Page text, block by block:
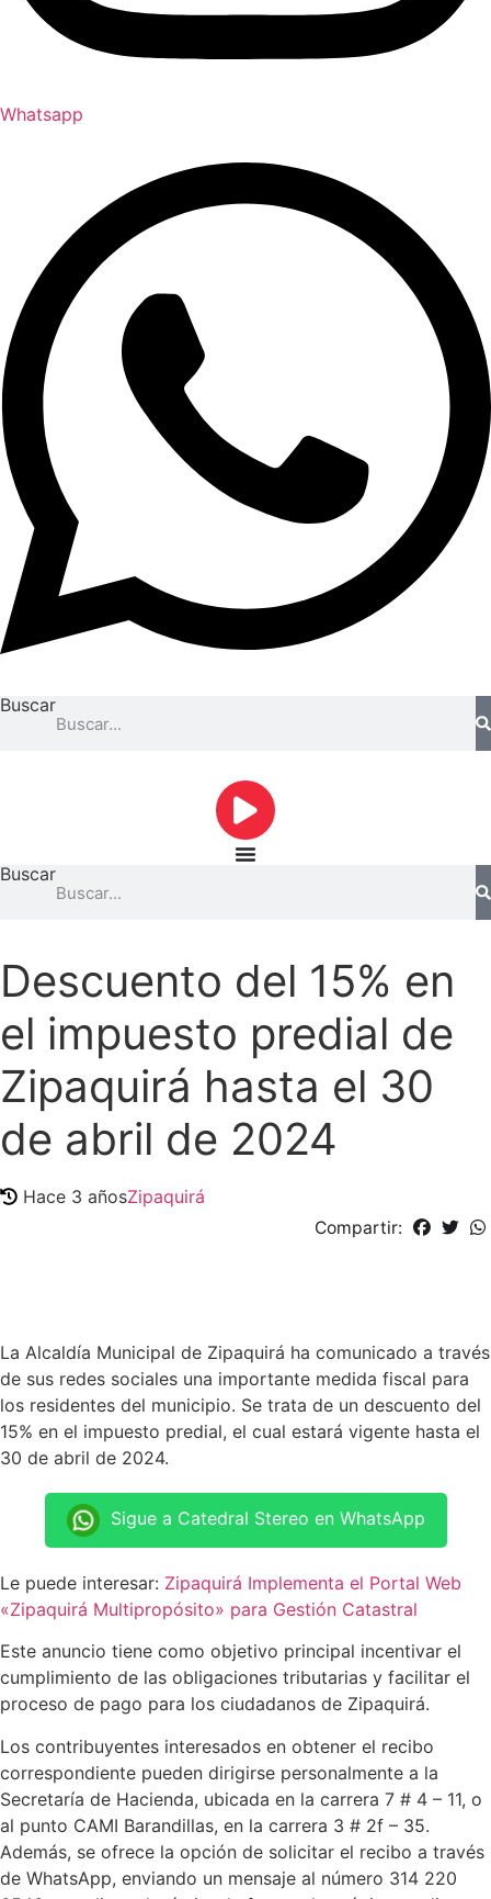
Whatsapp
Buscar
Buscar
Descuento del 15% en
el impuesto predial de
Zipaquirá hasta el 30
de abril de 2024
Hace 3 añosZipaquirá
Compartir:
La Alcaldía Municipal de Zipaquirá ha comunicado a través
de sus redes sociales una importante medida fiscal para
los residentes del municipio. Se trata de un descuento del
15% en el impuesto predial, el cual estará vigente hasta el
30 de abril de 2024.
Sigue a Catedral Stereo en WhatsApp
Le puede interesar: Zipaquirá Implementa el Portal Web
«Zipaquirá Multipropósito» para Gestión Catastral
Este anuncio tiene como objetivo principal incentivar el
cumplimiento de las obligaciones tributarias y facilitar el
proceso de pago para los ciudadanos de Zipaquirá.
Los contribuyentes interesados en obtener el recibo
correspondiente pueden dirigirse personalmente a la
Secretaría de Hacienda, ubicada en la carrera 7 # 4 – 11, o
al punto CAMI Barandillas, en la carrera 3 # 2f – 35.
Además, se ofrece la opción de solicitar el recibo a través
de WhatsApp, enviando un mensaje al número 314 220